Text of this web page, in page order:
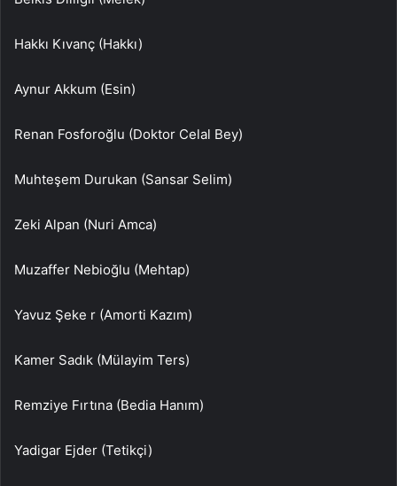
Hakkı Kıvanç (Hakkı)
Aynur Akkum (Esin)
Renan Fosforoğlu (Doktor Celal Bey)
Muhteşem Durukan (Sansar Selim)
Zeki Alpan (Nuri Amca)
Muzaffer Nebioğlu (Mehtap)
Yavuz Şeke r (Amorti Kazım)
Kamer Sadık (Mülayim Ters)
Remziye Fırtına (Bedia Hanım)
Yadigar Ejder (Tetikçi)